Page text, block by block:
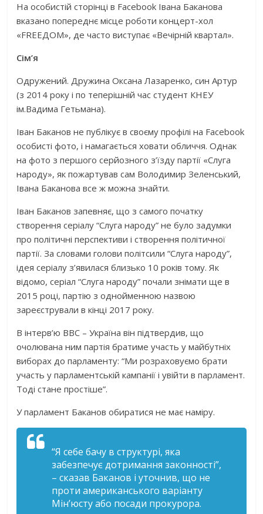
На особистій сторінці в Facebook Івана Баканова
вказано попереднє місце роботи концерт-хол
«FREEДОМ», де часто виступає «Вечірній квартал».
Сім’я
Одружений. Дружина Оксана Лазаренко, син Артур
(з 2014 року і по теперішній час студент КНЕУ
ім.Вадима Гетьмана).
Іван Баканов не публікує в своєму профілі на Facebook
особисті фото, і намагається ховати обличчя. Однак
на фото з першого серйозного з’їзду партії «Слуга
народу», як пожартував сам Володимир Зеленський,
Івана Баканова все ж можна знайти.
Іван Баканов запевняє, що з самого початку
створення серіалу “Слуга народу” не було задумки
про політичні перспективи і створення політичної
партії. За словами голови політсили “Слуга народу”,
ідея серіалу з’явилася близько 10 років тому. Як
відомо, серіал “Слуга народу” почали знімати ще в
2015 році, партію з однойменною назвою
зареєстрували в кінці 2017 року.
В інтерв’ю BBC – Україна він підтвердив, що
очолювана ним партія братиме участь у майбутніх
виборах до парламенту: “Ми розраховуємо брати
участь у парламентській кампанії і увійти в парламент.
Тоді стане простіше”.
У парламент Баканов обиратися не має наміру.
“Я себе бачу в структурі, яка
забезпечує дотримання законності”,
– сказав Баканов і уточнив, що не
проти американського варіанту
Мін’юсту або посади прокурора.